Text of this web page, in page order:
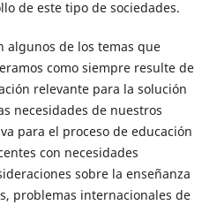
de este tipo de sociedades.
algunos de los temas que
como siempre resulte de
relevante para la solución
necesidades de nuestros
para el proceso de educación
con necesidades
sobre la enseñanza
problemas internacionales de